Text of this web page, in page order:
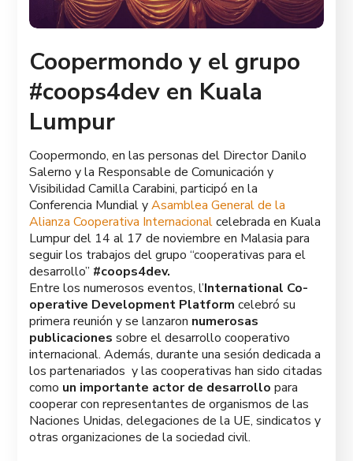
Coopermondo y el grupo
#coops4dev en Kuala
Lumpur
Coopermondo, en las personas del Director Danilo
Salerno y la Responsable de Comunicación y
Visibilidad Camilla Carabini, participó en la
Conferencia Mundial yAsamblea General de la
Alianza Cooperativa Internacionalcelebrada en Kuala
Lumpur del 14 al 17 de noviembre en Malasia para
seguir los trabajos del grupo “cooperativas para el
desarrollo” #coops4dev.
Entre los numerosos eventos, l’International Co-
operative Development Platform celebró su
primera reunión y se lanzaron numerosas
publicaciones sobre el desarrollo cooperativo
internacional. Además, durante una sesión dedicada a
los partenariados y las cooperativas han sido citadas
como un importante actor de desarrollo para
cooperar con representantes de organismos de las
Naciones Unidas, delegaciones de la UE, sindicatos y
otras organizaciones de la sociedad civil.